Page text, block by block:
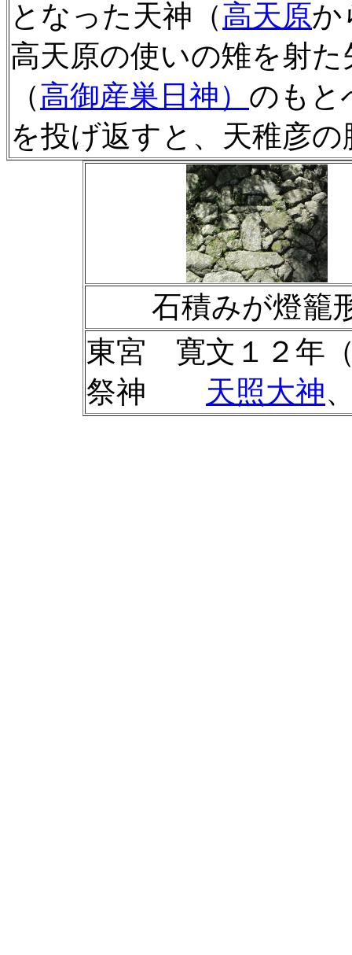
となった天神（高天原か
高天原の使いの雉を射
（高御産巣日神） のもと
を投げ返すと、天稚彦
石積みが燈籠
東宮 寛文１２年
祭神 天照大神